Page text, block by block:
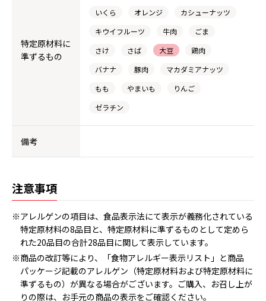
特定原材料に
準ずるもの
いくら
オレンジ
カシューナッツ
キウイフルーツ
牛肉
ごま
さけ
さば 大豆
鶏肉
バナナ
豚肉
マカダミアナッツ
もも
やまいも
りんご
ゼラチン
備考
注意事項
※アレルゲンの項目は、食品表示法にて表示が義務化されている
特定原材料の8品目と、特定原材料に準ずるものとして定めら
れた20品目の合計28品目に関して表示しています。
※商品の改訂等により、「食物アレルギー表示リスト」と商品
パッケージ記載のアレルゲン（特定原材料および特定原材料に
準ずるもの）が異なる場合がございます。ご購入、お召し上が
りの際は、お手元の商品の表示をご確認ください。